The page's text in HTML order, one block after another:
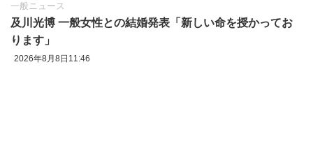
一般ニュース
及川光博 一般女性との結婚発表「新しい命を授かってお
ります」
2026年8月8日11:46